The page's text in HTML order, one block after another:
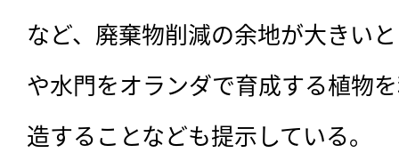
など、廃棄物削減の余地が大きい
や水門をオランダで育成する植物
造することなども提示している。